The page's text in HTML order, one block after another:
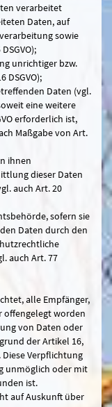
verarbeitet
Daten, auf
sowie
unrichtiger bzw.
DSGVO);
Daten (vgl.
eine weitere
erforderlich ist,
Maßgabe von Art.
ihnen
dieser Daten
auch Art. 20
sofern sie
Daten durch den
auch Art. 77
alle Empfänger,
offengelegt worden
von Daten oder
der Artikel 16,
Diese Verpflichtung
unmöglich oder mit
ist.
auf Auskunft über